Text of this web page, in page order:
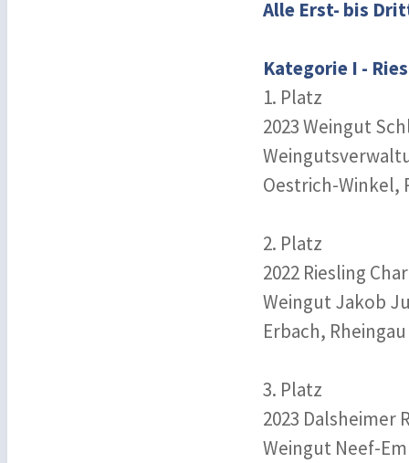
Alle Erst- bis
Kategorie I -
1. Platz
2023 Weingut
Oestrich-Winkel,
2. Platz
2022 Riesling
Weingut Jakob
Erbach, Rheingau
3. Platz
2023 Dalsheimer
Weingut Neef-